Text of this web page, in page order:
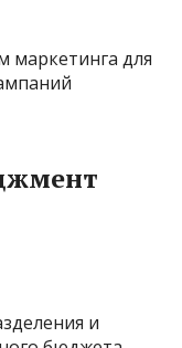
маркетинга для
и